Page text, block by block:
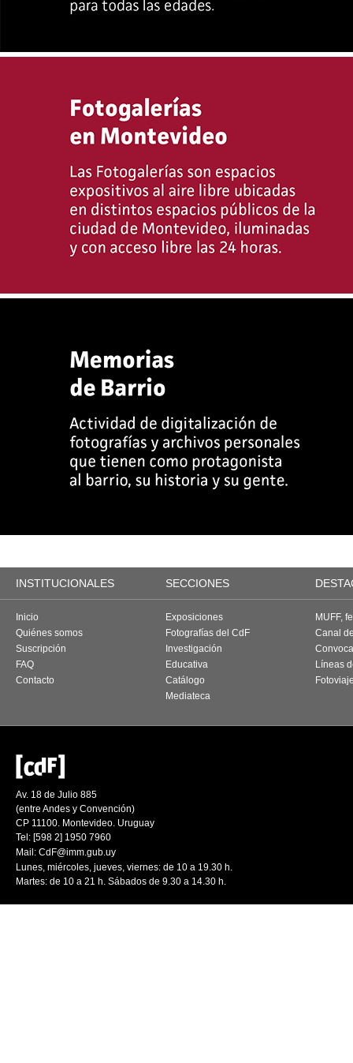
INSTITUCIONALES SECCIONES
Inicio
Quiénes somos
Suscripción
FAQ
Contacto
Exposiciones
Fotografías del CdF
Investigación
Educativa
Catálogo
Mediateca
MUFF,
Canal
Líneas
Av. 18 de Julio 885
(entre Andes y Convención)
CP 11100. Montevideo. Uruguay
Tel: [598 2] 1950 7960
Mail: CdF@imm.gub.uy
Lunes, miércoles, jueves, viernes: de 10 a 19.30 h.
Martes: de 10 a 21 h. Sábados de 9.30 a 14.30 h.